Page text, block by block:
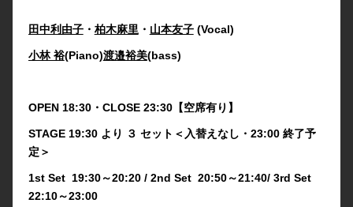
田中利由子・ 柏木麻里 ・ 山本友子(Vocal)
小林 裕(Piano)渡邉裕美(bass)
OPEN 18:30・CLOSE 23:30【空席有り】
STAGE 19:30 より ３ セット＜入替えなし・23:00 終了予
定＞
1st Set 19:30～20:20 / 2nd Set 20:50～21:40/ 3rd Set
22:10～23:00